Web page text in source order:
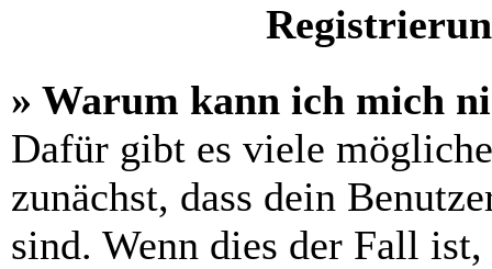
» Warum kann ich mich
Dafür gibt es viele
zunächst, dass dein
sind. Wenn dies der Fall